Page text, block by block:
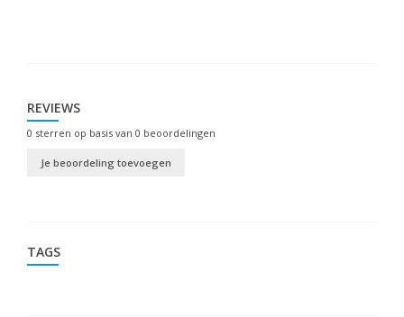
REVIEWS
0 sterren op basis van 0 beoordelingen
Je beoordeling toevoegen
TAGS